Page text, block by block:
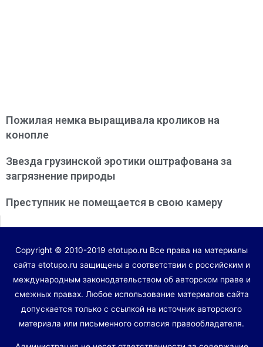
Пожилая немка выращивала кроликов на
конопле
Звезда грузинской эротики оштрафована за
загрязнение природы
Преступник не помещается в свою камеру
Copyright © 2010-2019 etotupo.ru Все права на материалы
сайта etotupo.ru защищены в соответствии с российским и
международным законодательством об авторском праве и
смежных правах. Любое использование материалов сайта
допускается только с ссылкой на источник авторского
материала или письменного согласия правообладателя.